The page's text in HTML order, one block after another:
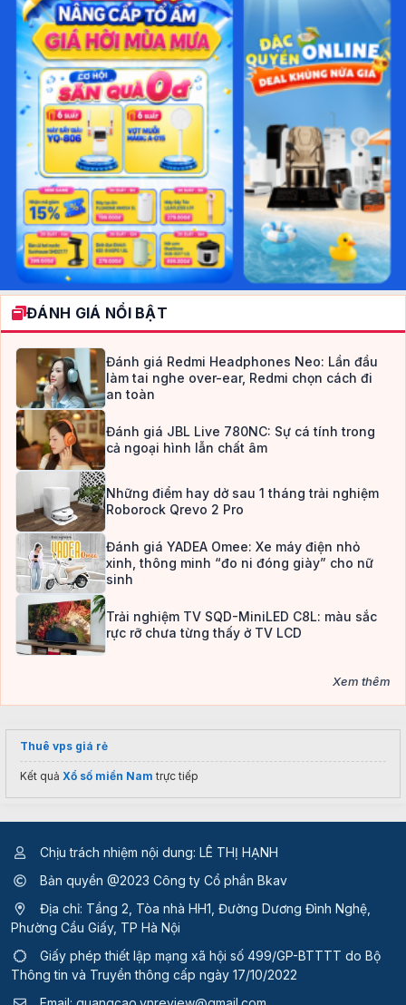
ĐÁNH GIÁ NỔI BẬT
Đánh giá Redmi Headphones Neo: Lần đầu
làm tai nghe over-ear, Redmi chọn cách đi
an toàn
Đánh giá JBL Live 780NC: Sự cá tính trong
cả ngoại hình lẫn chất âm
Những điểm hay dở sau 1 tháng trải nghiệm
Roborock Qrevo 2 Pro
Đánh giá YADEA Omee: Xe máy điện nhỏ
xinh, thông minh “đo ni đóng giày” cho nữ
sinh
Trải nghiệm TV SQD-MiniLED C8L: màu sắc
rực rỡ chưa từng thấy ở TV LCD
Xem thêm
Thuê vps giá rẻ
Kết quả Xổ số miền Nam trực tiếp
Chịu trách nhiệm nội dung: LÊ THỊ HẠNH
Bản quyền @2023 Công ty Cổ phần Bkav
Địa chỉ: Tầng 2, Tòa nhà HH1, Đường Dương Đình Nghệ,
Phường Cầu Giấy, TP Hà Nội
Giấy phép thiết lập mạng xã hội số 499/GP-BTTTT do Bộ
Thông tin và Truyền thông cấp ngày 17/10/2022